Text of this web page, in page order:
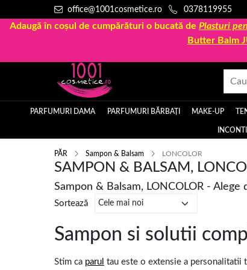
office@1001cosmetice.ro 0378119955
Adaugă în coșul de cumpărături o bucată de Plasturi
Butter Balm
PARFUMURI DAMA PARFUMURI BĂRBAȚI MAKE-UP
PĂR Sampon & Balsam LONCOLOR
SAMPON & BALSAM,
Sampon & Balsam, LONCOLOR - Alege
Sortează
Sampon si solutii
Stim ca parul tau este o extensie a personalitatii